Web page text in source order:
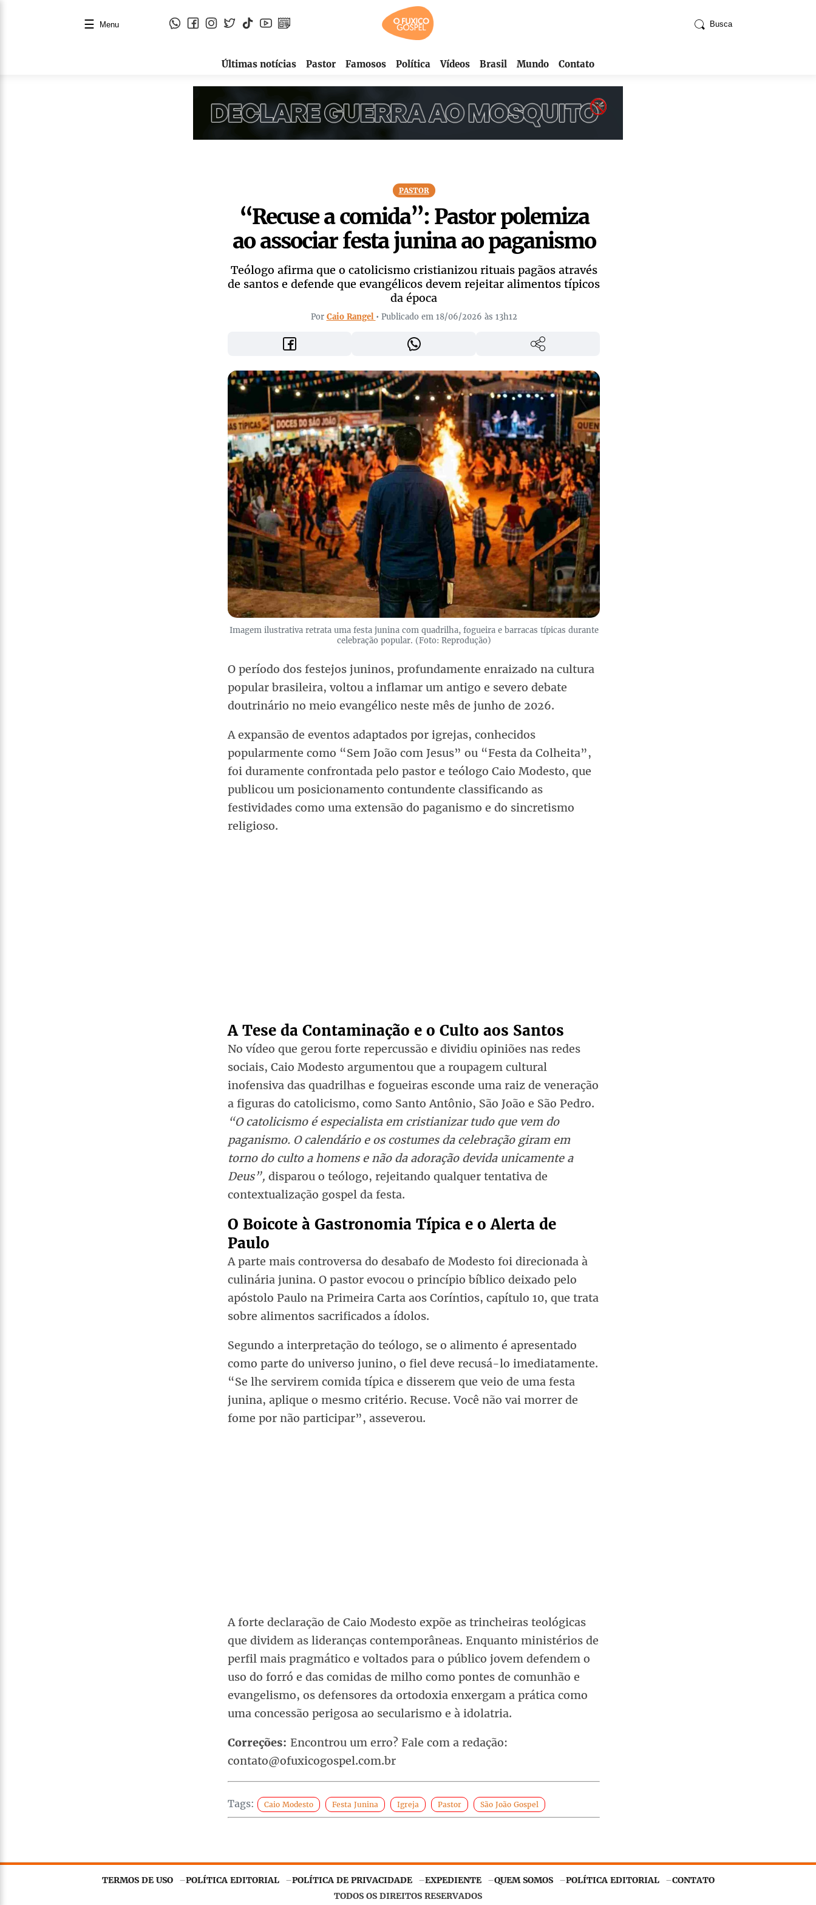
☰ Menu Busca
Últimas notícias Pastor Famosos Política Vídeos Brasil Mundo Contato
PASTOR
“Recuse a comida”: Pastor polemiza
ao associar festa junina ao paganismo
Teólogo afirma que o catolicismo cristianizou rituais pagãos através
de santos e defende que evangélicos devem rejeitar alimentos típicos
da época
Por Caio Rangel • Publicado em 18/06/2026 às 13h12
Imagem ilustrativa retrata uma festa junina com quadrilha, fogueira e barracas típicas durante
celebração popular. (Foto: Reprodução)
O período dos festejos juninos, profundamente enraizado na cultura
popular brasileira, voltou a inflamar um antigo e severo debate
doutrinário no meio evangélico neste mês de junho de 2026.
A expansão de eventos adaptados por igrejas, conhecidos
popularmente como “Sem João com Jesus” ou “Festa da Colheita”,
foi duramente confrontada pelo pastor e teólogo Caio Modesto, que
publicou um posicionamento contundente classificando as
festividades como uma extensão do paganismo e do sincretismo
religioso.
A Tese da Contaminação e o Culto aos Santos
No vídeo que gerou forte repercussão e dividiu opiniões nas redes
sociais, Caio Modesto argumentou que a roupagem cultural
inofensiva das quadrilhas e fogueiras esconde uma raiz de veneração
a figuras do catolicismo, como Santo Antônio, São João e São Pedro.
“O catolicismo é especialista em cristianizar tudo que vem do
paganismo. O calendário e os costumes da celebração giram em
torno do culto a homens e não da adoração devida unicamente a
Deus”, disparou o teólogo, rejeitando qualquer tentativa de
contextualização gospel da festa.
O Boicote à Gastronomia Típica e o Alerta de
Paulo
A parte mais controversa do desabafo de Modesto foi direcionada à
culinária junina. O pastor evocou o princípio bíblico deixado pelo
apóstolo Paulo na Primeira Carta aos Coríntios, capítulo 10, que trata
sobre alimentos sacrificados a ídolos.
Segundo a interpretação do teólogo, se o alimento é apresentado
como parte do universo junino, o fiel deve recusá-lo imediatamente.
“Se lhe servirem comida típica e disserem que veio de uma festa
junina, aplique o mesmo critério. Recuse. Você não vai morrer de
fome por não participar”, asseverou.
A forte declaração de Caio Modesto expõe as trincheiras teológicas
que dividem as lideranças contemporâneas. Enquanto ministérios de
perfil mais pragmático e voltados para o público jovem defendem o
uso do forró e das comidas de milho como pontes de comunhão e
evangelismo, os defensores da ortodoxia enxergam a prática como
uma concessão perigosa ao secularismo e à idolatria.
Correções: Encontrou um erro? Fale com a redação:
contato@ofuxicogospel.com.br
Tags: Caio Modesto Festa Junina Igreja Pastor São João Gospel
TERMOS DE USO POLÍTICA EDITORIAL POLÍTICA DE PRIVACIDADE EXPEDIENTE QUEM SOMOS POLÍTICA EDITORIAL
CONTATO
TODOS OS DIREITOS RESERVADOS
Este site utilizacookies essenciais para garantir o funcionamento adequado. Ao continuar navegando, você